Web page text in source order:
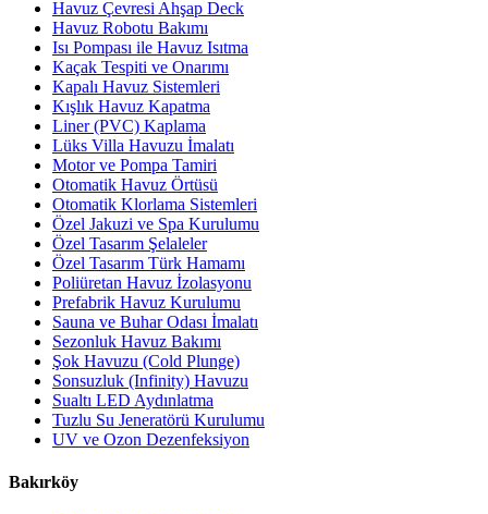
Havuz Çevresi Ahşap Deck
Havuz Robotu Bakımı
Isı Pompası ile Havuz Isıtma
Kaçak Tespiti ve Onarımı
Kapalı Havuz Sistemleri
Kışlık Havuz Kapatma
Liner (PVC) Kaplama
Lüks Villa Havuzu İmalatı
Motor ve Pompa Tamiri
Otomatik Havuz Örtüsü
Otomatik Klorlama Sistemleri
Özel Jakuzi ve Spa Kurulumu
Özel Tasarım Şelaleler
Özel Tasarım Türk Hamamı
Poliüretan Havuz İzolasyonu
Prefabrik Havuz Kurulumu
Sauna ve Buhar Odası İmalatı
Sezonluk Havuz Bakımı
Şok Havuzu (Cold Plunge)
Sonsuzluk (Infinity) Havuzu
Sualtı LED Aydınlatma
Tuzlu Su Jeneratörü Kurulumu
UV ve Ozon Dezenfeksiyon
Bakırköy